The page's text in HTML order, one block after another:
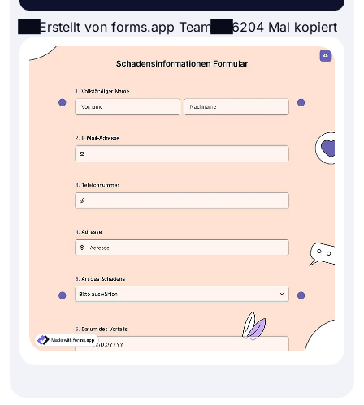
Erstellt von forms.app Team 6204 Mal kopiert